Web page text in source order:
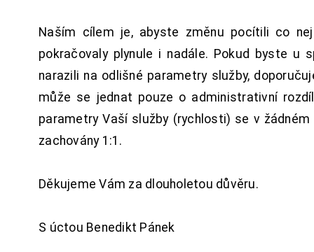
Naším cílem je, abyste změnu pocítili co
pokračovaly plynule i nadále. Pokud byste u
narazili na odlišné parametry služby,
může se jednat pouze o administrativní
parametry Vaší služby (rychlosti) se v
zachovány 1:1.
Děkujeme Vám za dlouholetou důvěru.
S úctou Benedikt Pánek